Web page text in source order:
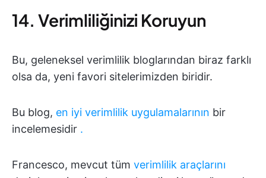
14. Verimliliğinizi Koruyun
Bu, geleneksel verimlilik bloglarından biraz farklı
olsa da, yeni favori sitelerimizden biridir.
Bu blog, en iyi verimlilik uygulamalarının bir
incelemesidir .
Francesco, mevcut tüm verimlilik araçlarını